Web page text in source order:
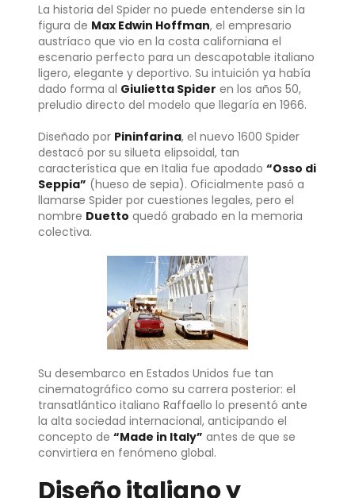
La historia del Spider no puede entenderse sin la
figura de Max Edwin Hoffman, el empresario
austríaco que vio en la costa californiana el
escenario perfecto para un descapotable italiano
ligero, elegante y deportivo. Su intuición ya había
dado forma al Giulietta Spider en los años 50,
preludio directo del modelo que llegaría en 1966.
Diseñado por Pininfarina, el nuevo 1600 Spider
destacó por su silueta elipsoidal, tan
característica que en Italia fue apodado “Osso di
Seppia” (hueso de sepia). Oficialmente pasó a
llamarse Spider por cuestiones legales, pero el
nombre Duetto quedó grabado en la memoria
colectiva.
Su desembarco en Estados Unidos fue tan
cinematográfico como su carrera posterior: el
transatlántico italiano Raffaello lo presentó ante
la alta sociedad internacional, anticipando el
concepto de “Made in Italy” antes de que se
convirtiera en fenómeno global.
Diseño italiano y